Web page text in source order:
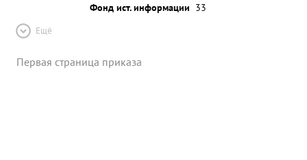
Фонд ист. информации 33
Ещё
Первая страница приказа